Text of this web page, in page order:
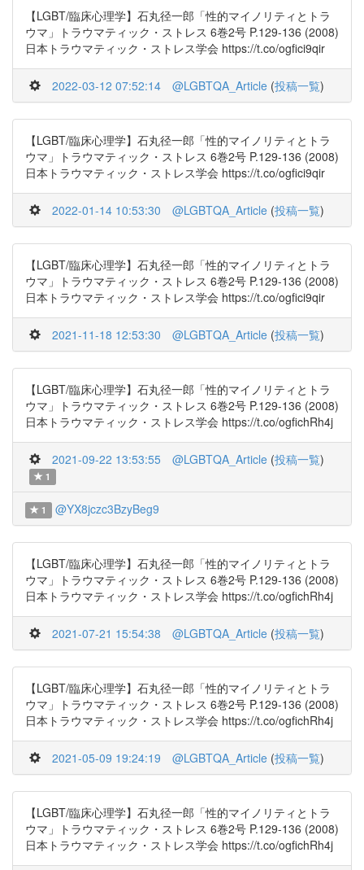
【LGBT/臨床心理学】石丸径一郎「性的マイノリティとトラ
ウマ」トラウマティック・ストレス 6巻2号 P.129-136 (2008)
日本トラウマティック・ストレス学会 https://t.co/ogfici9qir
2022-03-12 07:52:14 @LGBTQA_Article (投稿一覧)
【LGBT/臨床心理学】石丸径一郎「性的マイノリティとトラ
ウマ」トラウマティック・ストレス 6巻2号 P.129-136 (2008)
日本トラウマティック・ストレス学会 https://t.co/ogfici9qir
2022-01-14 10:53:30 @LGBTQA_Article (投稿一覧)
【LGBT/臨床心理学】石丸径一郎「性的マイノリティとトラ
ウマ」トラウマティック・ストレス 6巻2号 P.129-136 (2008)
日本トラウマティック・ストレス学会 https://t.co/ogfici9qir
2021-11-18 12:53:30 @LGBTQA_Article (投稿一覧)
【LGBT/臨床心理学】石丸径一郎「性的マイノリティとトラ
ウマ」トラウマティック・ストレス 6巻2号 P.129-136 (2008)
日本トラウマティック・ストレス学会 https://t.co/ogfichRh4j
2021-09-22 13:53:55 @LGBTQA_Article (投稿一覧)
1
1 @YX8jczc3BzyBeg9
【LGBT/臨床心理学】石丸径一郎「性的マイノリティとトラ
ウマ」トラウマティック・ストレス 6巻2号 P.129-136 (2008)
日本トラウマティック・ストレス学会 https://t.co/ogfichRh4j
2021-07-21 15:54:38 @LGBTQA_Article (投稿一覧)
【LGBT/臨床心理学】石丸径一郎「性的マイノリティとトラ
ウマ」トラウマティック・ストレス 6巻2号 P.129-136 (2008)
日本トラウマティック・ストレス学会 https://t.co/ogfichRh4j
2021-05-09 19:24:19 @LGBTQA_Article (投稿一覧)
【LGBT/臨床心理学】石丸径一郎「性的マイノリティとトラ
ウマ」トラウマティック・ストレス 6巻2号 P.129-136 (2008)
日本トラウマティック・ストレス学会 https://t.co/ogfichRh4j